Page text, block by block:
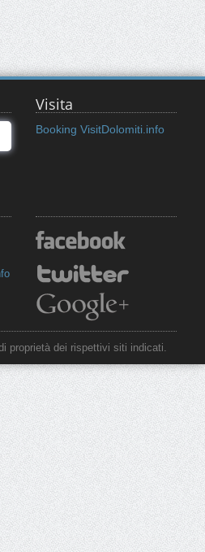
Visita
Booking VisitDolomiti.info
proprietà dei rispettivi siti indicati.